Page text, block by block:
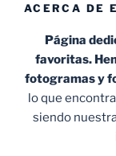
ACERCA DE
Página
favoritas.
fotogramas y
lo que
siendo